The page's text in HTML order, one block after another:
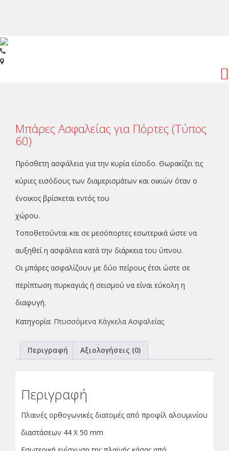
Μπάρες Ασφαλείας για Πόρτες (Τύπος
60)
Πρόσθετη ασφάλεια για την κυρία είσοδο. Θωρακίζει τις
κύριες εισόδους των διαμερισμάτων και οικιών όταν ο
ένοικος βρίσκεται εντός του
χώρου.
Τοποθετούνται και σε μεσόπορτες εσωτερικά ώστε να
αυξηθεί η ασφάλεια κατά την διάρκεια του ύπνου.
Οι μπάρες ασφαλίζουν με δύο πείρους έτσι ώστε σε
περίπτωση πυρκαγιάς ή σεισμού να είναιεύκολη η
διαφυγή.
Κατηγορία: Πτυσσόμενα Κάγκελα Ασφαλείας
Περιγραφή Αξιολογήσεις (0)
Περιγραφή
Πλαινές ορθογωνικές διατομές από προφίλ αλουμινίου
διαστάσεων 44 X 50 mm